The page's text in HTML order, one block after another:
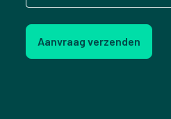
Aanvraag verzenden